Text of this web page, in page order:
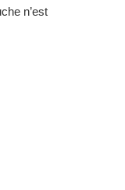
n’est